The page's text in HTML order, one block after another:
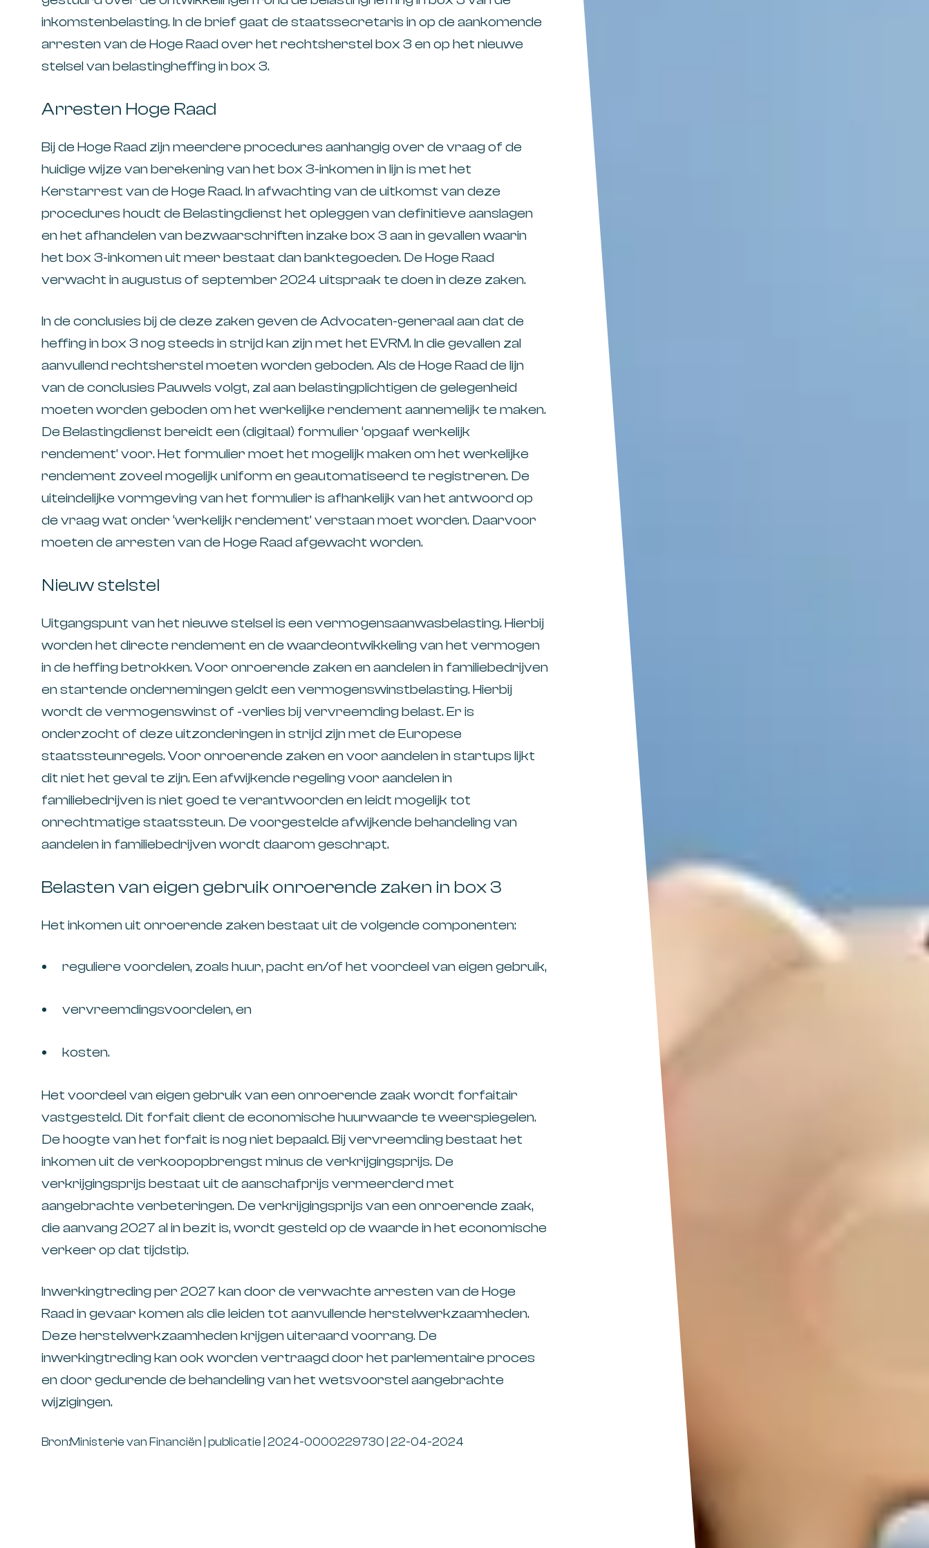
inkomstenbelasting. In de brief gaat de staatssecretaris in op de aankomende
arresten van de Hoge Raad over het rechtsherstel box 3 en op het nieuwe
stelsel van belastingheffing in box 3.
Arresten Hoge Raad
Bij de Hoge Raad zijn meerdere procedures aanhangig over de vraag of de
huidige wijze van berekening van het box 3-inkomen in lijn is met het
Kerstarrest van de Hoge Raad. In afwachting van de uitkomst van deze
procedures houdt de Belastingdienst het opleggen van definitieve aanslagen
en het afhandelen van bezwaarschriften inzake box 3 aan in gevallen waarin
het box 3-inkomen uit meer bestaat dan banktegoeden. De Hoge Raad
verwacht in augustus of september 2024 uitspraak te doen in deze zaken.
In de conclusies bij de deze zaken geven de Advocaten-generaal aan dat de
heffing in box 3 nog steeds in strijd kan zijn met het EVRM. In die gevallen zal
aanvullend rechtsherstel moeten worden geboden. Als de Hoge Raad de lijn
van de conclusies Pauwels volgt, zal aan belastingplichtigen de gelegenheid
moeten worden geboden om het werkelijke rendement aannemelijk te maken.
De Belastingdienst bereidt een (digitaal) formulier ‘opgaaf werkelijk
rendement’ voor. Het formulier moet het mogelijk maken om het werkelijke
rendement zoveel mogelijk uniform en geautomatiseerd te registreren. De
uiteindelijke vormgeving van het formulier is afhankelijk van het antwoord op
de vraag wat onder ‘werkelijk rendement’ verstaan moet worden. Daarvoor
moeten de arresten van de Hoge Raad afgewacht worden.
Nieuw stelstel
Uitgangspunt van het nieuwe stelsel is een vermogensaanwasbelasting. Hierbij
worden het directe rendement en de waardeontwikkeling van het vermogen
in de heffing betrokken. Voor onroerende zaken en aandelen in familiebedrijven
en startende ondernemingen geldt een vermogenswinstbelasting. Hierbij
wordt de vermogenswinst of -verlies bij vervreemding belast. Er is
onderzocht of deze uitzonderingen in strijd zijn met de Europese
staatssteunregels. Voor onroerende zaken en voor aandelen in startups lijkt
dit niet het geval te zijn. Een afwijkende regeling voor aandelen in
familiebedrijven is niet goed te verantwoorden en leidt mogelijk tot
onrechtmatige staatssteun. De voorgestelde afwijkende behandeling van
aandelen in familiebedrijven wordt daarom geschrapt.
Belasten van eigen gebruik onroerende zaken in box 3
Het inkomen uit onroerende zaken bestaat uit de volgende componenten:
reguliere voordelen, zoals huur, pacht en/of het voordeel van eigen gebruik,
vervreemdingsvoordelen, en
kosten.
Het voordeel van eigen gebruik van een onroerende zaak wordt forfaitair
vastgesteld. Dit forfait dient de economische huurwaarde te weerspiegelen.
De hoogte van het forfait is nog niet bepaald. Bij vervreemding bestaat het
inkomen uit de verkoopopbrengst minus de verkrijgingsprijs. De
verkrijgingsprijs bestaat uit de aanschafprijs vermeerderd met
aangebrachte verbeteringen. De verkrijgingsprijs van een onroerende zaak,
die aanvang 2027 al in bezit is, wordt gesteld op de waarde in het economische
verkeer op dat tijdstip.
Inwerkingtreding per 2027 kan door de verwachte arresten van de Hoge
Raad in gevaar komen als die leiden tot aanvullende herstelwerkzaamheden.
Deze herstelwerkzaamheden krijgen uiteraard voorrang. De
inwerkingtreding kan ook worden vertraagd door het parlementaire proces
en door gedurende de behandeling van het wetsvoorstel aangebrachte
wijzigingen.
Bron:Ministerie van Financiën | publicatie | 2024-0000229730 | 22-04-2024